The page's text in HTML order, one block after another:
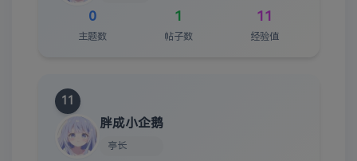
0
主题数
1
帖子数
11
经验值
11
胖成小企鹅
亭长